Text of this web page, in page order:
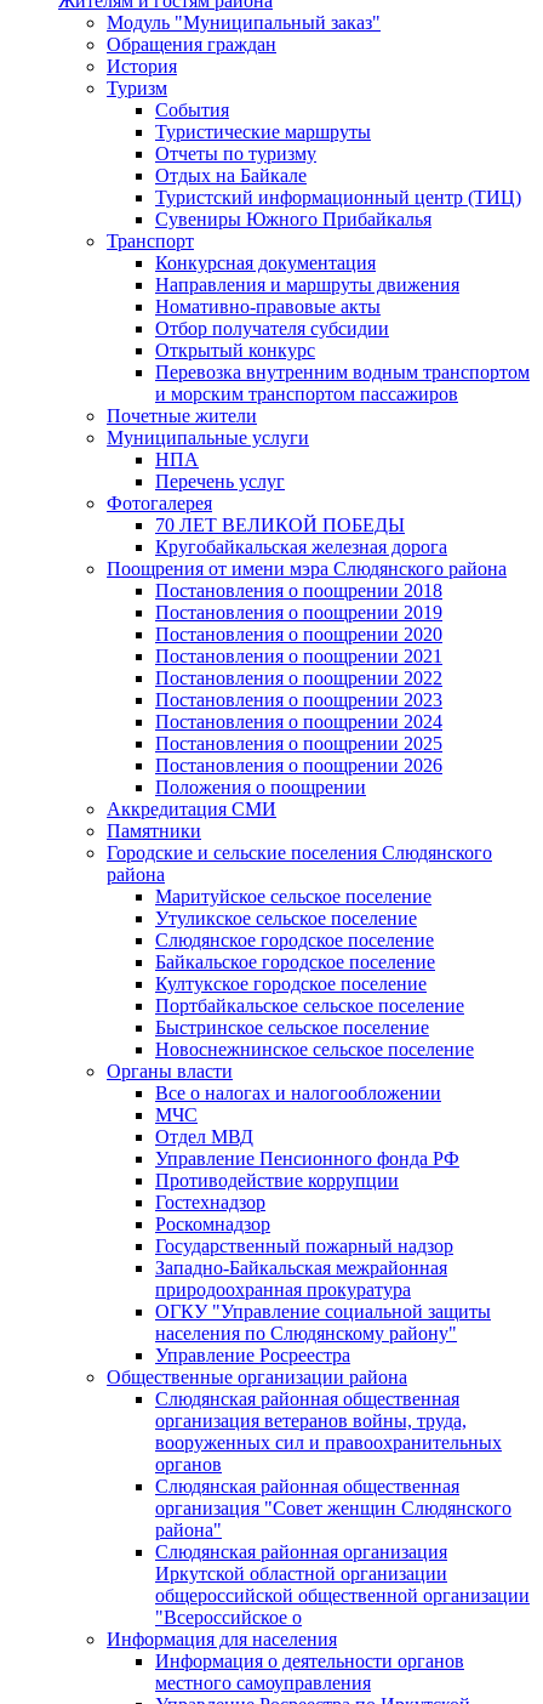
Модуль "Муниципальный заказ"
Обращения граждан
История
Туризм
События
Туристические маршруты
Отчеты по туризму
Отдых на Байкале
Туристский информационный центр (ТИЦ)
Сувениры Южного Прибайкалья
Транспорт
Конкурсная документация
Направления и маршруты движения
Номативно-правовые акты
Отбор получателя субсидии
Открытый конкурс
Перевозка внутренним водным транспортом
и морским транспортом пассажиров
Почетные жители
Муниципальные услуги
НПА
Перечень услуг
Фотогалерея
70 ЛЕТ ВЕЛИКОЙ ПОБЕДЫ
Кругобайкальская железная дорога
Поощрения от имени мэра Слюдянского района
Постановления о поощрении 2018
Постановления о поощрении 2019
Постановления о поощрении 2020
Постановления о поощрении 2021
Постановления о поощрении 2022
Постановления о поощрении 2023
Постановления о поощрении 2024
Постановления о поощрении 2025
Постановления о поощрении 2026
Положения о поощрении
Аккредитация СМИ
Памятники
Городские и сельские поселения Слюдянского
района
Маритуйское сельское поселение
Утуликское сельское поселение
Слюдянское городское поселение
Байкальское городское поселение
Култукское городское поселение
Портбайкальское сельское поселение
Быстринское сельское поселение
Новоснежнинское сельское поселение
Органы власти
Все о налогах и налогообложении
МЧС
Отдел МВД
Управление Пенсионного фонда РФ
Противодействие коррупции
Гостехнадзор
Роскомнадзор
Государственный пожарный надзор
Западно-Байкальская межрайонная
природоохранная прокуратура
ОГКУ "Управление социальной защиты
населения по Слюдянскому району"
Управление Росреестра
Общественные организации района
Слюдянская районная общественная
организация ветеранов войны, труда,
вооруженных сил и правоохранительных
органов
Слюдянская районная общественная
организация "Совет женщин Слюдянского
района"
Слюдянская районная организация
Иркутской областной организации
общероссийской общественной организации
"Всероссийское о
Информация для населения
Информация о деятельности органов
местного самоуправления